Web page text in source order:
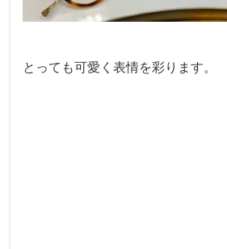
とっても可愛く表情を彩ります。